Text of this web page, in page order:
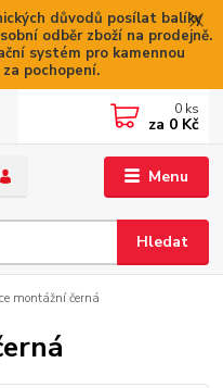
důvodů posílat balíky
odběr zboží na prodejně.
systém pro kamennou
pochopení.
Menu
Hledat
0 ks
za 0 Kč
montážní černá